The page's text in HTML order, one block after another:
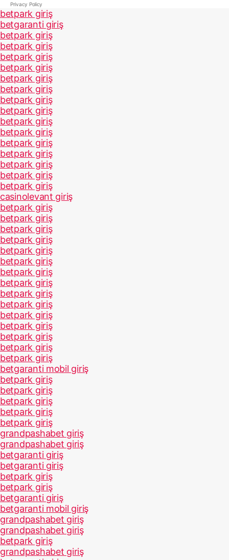
Privacy Policy
betpark giriş
betgaranti giriş
betpark giriş
betpark giriş
betpark giriş
betpark giriş
betpark giriş
betpark giriş
betpark giriş
betpark giriş
betpark giriş
betpark giriş
betpark giriş
betpark giriş
betpark giriş
betpark giriş
betpark giriş
casinolevant giriş
betpark giriş
betpark giriş
betpark giriş
betpark giriş
betpark giriş
betpark giriş
betpark giriş
betpark giriş
betpark giriş
betpark giriş
betpark giriş
betpark giriş
betpark giriş
betpark giriş
betpark giriş
betgaranti mobil giriş
betpark giriş
betpark giriş
betpark giriş
betpark giriş
betpark giriş
grandpashabet giriş
grandpashabet giriş
betgaranti giriş
betgaranti giriş
betpark giriş
betpark giriş
betgaranti giriş
betgaranti mobil giriş
grandpashabet giriş
grandpashabet giriş
betpark giriş
grandpashabet giriş